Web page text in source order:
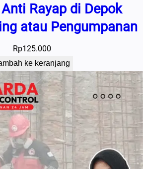
Rayap di Depok
atau Pengumpanan
Rp125.000
ke keranjang